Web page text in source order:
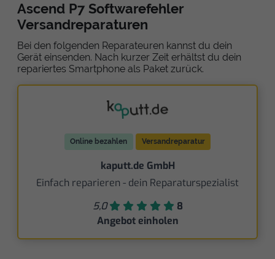
Ascend P7 Softwarefehler
Versandreparaturen
Bei den folgenden Reparateuren kannst du dein
Gerät einsenden. Nach kurzer Zeit erhältst du dein
repariertes Smartphone als Paket zurück.
Online bezahlen Versandreparatur
kaputt.de GmbH
Einfach reparieren - dein Reparaturspezialist
5,0
8
Angebot einholen